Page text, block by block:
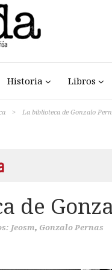
Historia Libros
> La biblioteca de Gonzalo
de
Jeosm, Gonzalo Pernas